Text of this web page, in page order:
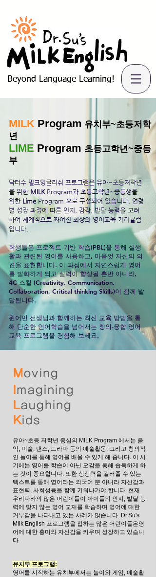
Beyond Language Learning!
MILK Program 유치부~초등저학
년
LIME Program 초등고학년~중등
부
닥터수 밀크잉글리쉬 프로그램은 유아~초등저학년
을 위한 MILK Program과 초등고학년~중등생을
위한 LimeProgram 으로 구성되어 있습니다. 연령
별 성장 과정에 따른 인지, 감각, 발달 능력을 고려
하여 체계적으로 짜여진​ 최상의 영어교육 커리큘럼
입니다.
학생들은 프로젝트 기반 학습(PBL)을 통해 실생
활과 관련된 영어를 사용하고, 마음껏 자신의 의
견을 표현합니다. 이 과정에서 자연스럽게 영어
를 발화하게 되고 실력이 향상될 뿐만 아니라,
4C 스킬 (Creativity, Communication,
Collaboration, Critical thinking Skills)이 함께 발
달됩니다.
원어민 선생님과 함께하는 최신 교육 방법을 통
해 단순한 언어학습을 넘어서는 창의-융합 영어
교육 프로그램을 경험해 보세요.
Moving
magining
Laughing
Kids
유아~초등 저학년 중심의 MILK Program 에서는 음
악, 미술, 댄스, 드라마 등의 예술활동, 그리고 창의적
인 놀이를 통해 영어를 배울 수 있게 해 줍니다. 이 시
기에는 영어를 학습이 아닌 오감을 통해 습득하게 하
는 것이 중요합니다. 또한 상상력을 길러줄 수 있는
텍스트를 통해 영어라는 외국어 뿐 아니라 자신감과
표현력, 사회성등을 함께 키워나가야 합니다. 현재
우리나라의 많은 어린이들이 아이들의 인지, 발달 능
력에 맞지 않는 영어 교재를 학습하며 영어에 대한
거부감을 나타내고 있는 사례가 많습니다. Dr.Su's
Milk English 프로그램을 접하는 많은 어린이들은영
어에 대한 흥미와 자신감을 키우며 성장하고 있습니
다.
유치부 프로그램:
영어를 시작하는 유치부에서는 놀이와 게임, 예술활